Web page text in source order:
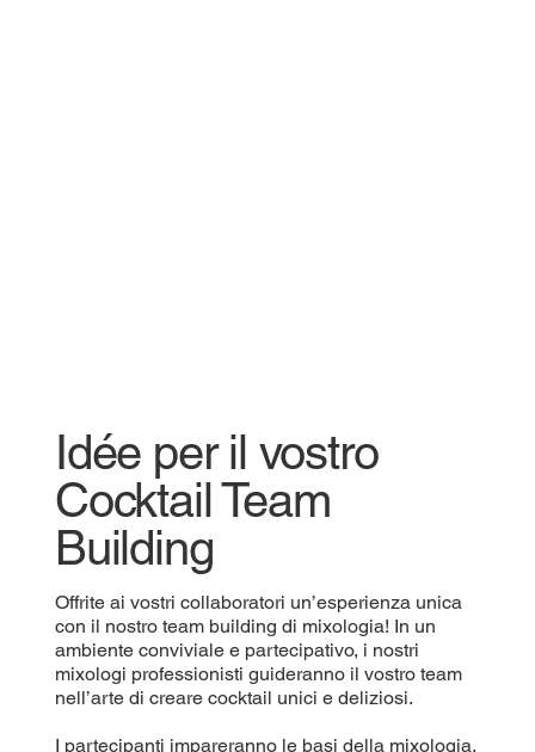
Idée per il vostro
Cocktail Team
Building
Offrite ai vostri collaboratori un’esperienza unica
con il nostro team building di mixologia! In un
ambiente conviviale e partecipativo, i nostri
mixologi professionisti guideranno il vostro team
nell’arte di creare cocktail unici e deliziosi.
I partecipanti impareranno le basi della mixologia,